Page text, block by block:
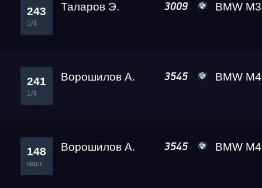
243
1/4
Таларов Э. 3009 BMW M3
241
1/4
Ворошилов А. 3545 BMW M4
148
квал.
Ворошилов А. 3545 BMW M4